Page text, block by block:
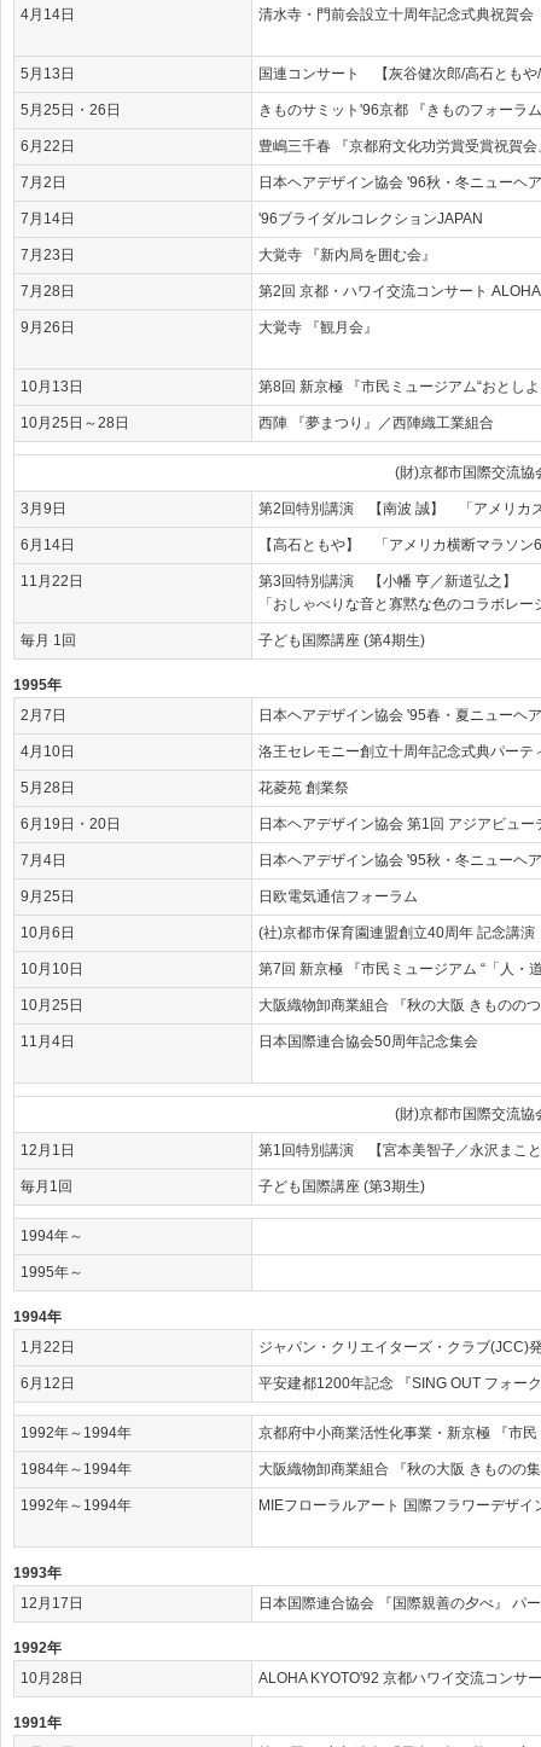
4月14日 清水寺・門前会設立十周年記念式典祝賀会
5月13日 国連コンサート 【灰谷健次郎/高石ともや
5月25日・26日 きものサミット'96京都 『きものフォーラ
6月22日 豊嶋三千春 『京都府文化功労賞受賞祝賀会
7月2日 日本ヘアデザイン協会 '96秋・冬ニューヘ
7月14日 '96ブライダルコレクションJAPAN
7月23日 大覚寺 『新内局を囲む会』
7月28日 第2回 京都・ハワイ交流コンサート
9月26日 大覚寺 『観月会』
10月13日 第8回 新京極 『市民ミュージアム“おとし
10月25日～28日 西陣 『夢まつり』／西陣織工業組合
(財)京都市国際交流
3月9日 第2回特別講演 【南波 誠】 「アメリカ
6月14日 【高石ともや】 「アメリカ横断マラソン
11月22日
第3回特別講演 【小幡 亨／新道弘之】
「おしゃべりな音と寡黙な色のコラボレー
毎月 1回 子ども国際講座 (第4期生)
1995年
2月7日
日本ヘアデザイン協会 '95春・夏ニューヘ
4月10日 洛王セレモニー創立十周年記念式典パーテ
5月28日 花菱苑 創業祭
6月19日・20日 日本ヘアデザイン協会 第1回 アジアビュー
7月4日 日本ヘアデザイン協会 '95秋・冬ニューヘ
9月25日 日欧電気通信フォーラム
10月6日 (社)京都市保育園連盟創立40周年 記念講
10月10日 第7回 新京極 『市民ミュージアム “「人・
10月25日 大阪織物卸商業組合 『秋の大阪 きものの
11月4日 日本国際連合協会50周年記念集会
(財)京都市国際交流
12月1日 第1回特別講演 【宮本美智子／永沢まこ
毎月1回 子ども国際講座 (第3期生)
1994年～
1995年～
1994年
1月22日
ジャパン・クリエイターズ・クラブ(JCC)
6月12日 平安建都1200年記念 『SING OUT フォー
1992年～1994年 京都府中小商業活性化事業・新京極 『市
1984年～1994年 大阪織物卸商業組合 『秋の大阪 きものの
1992年～1994年 MIEフローラルアート 国際フラワーデザ
1993年
12月17日
日本国際連合協会 『国際親善の夕べ』 パ
1992年
10月28日
ALOHA KYOTO'92 京都ハワイ交流コンサ
1991年